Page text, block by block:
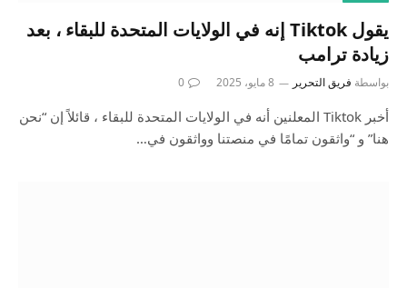
يقول Tiktok إنه في الولايات المتحدة للبقاء ، بعد
زيادة ترامب
بواسطة فريق التحرير 8 مايو، 2025 0
أخبر Tiktok المعلنين أنه في الولايات المتحدة للبقاء ، قائلاً إن “نحن
هنا” و “واثقون تمامًا في منصتنا وواثقون في…